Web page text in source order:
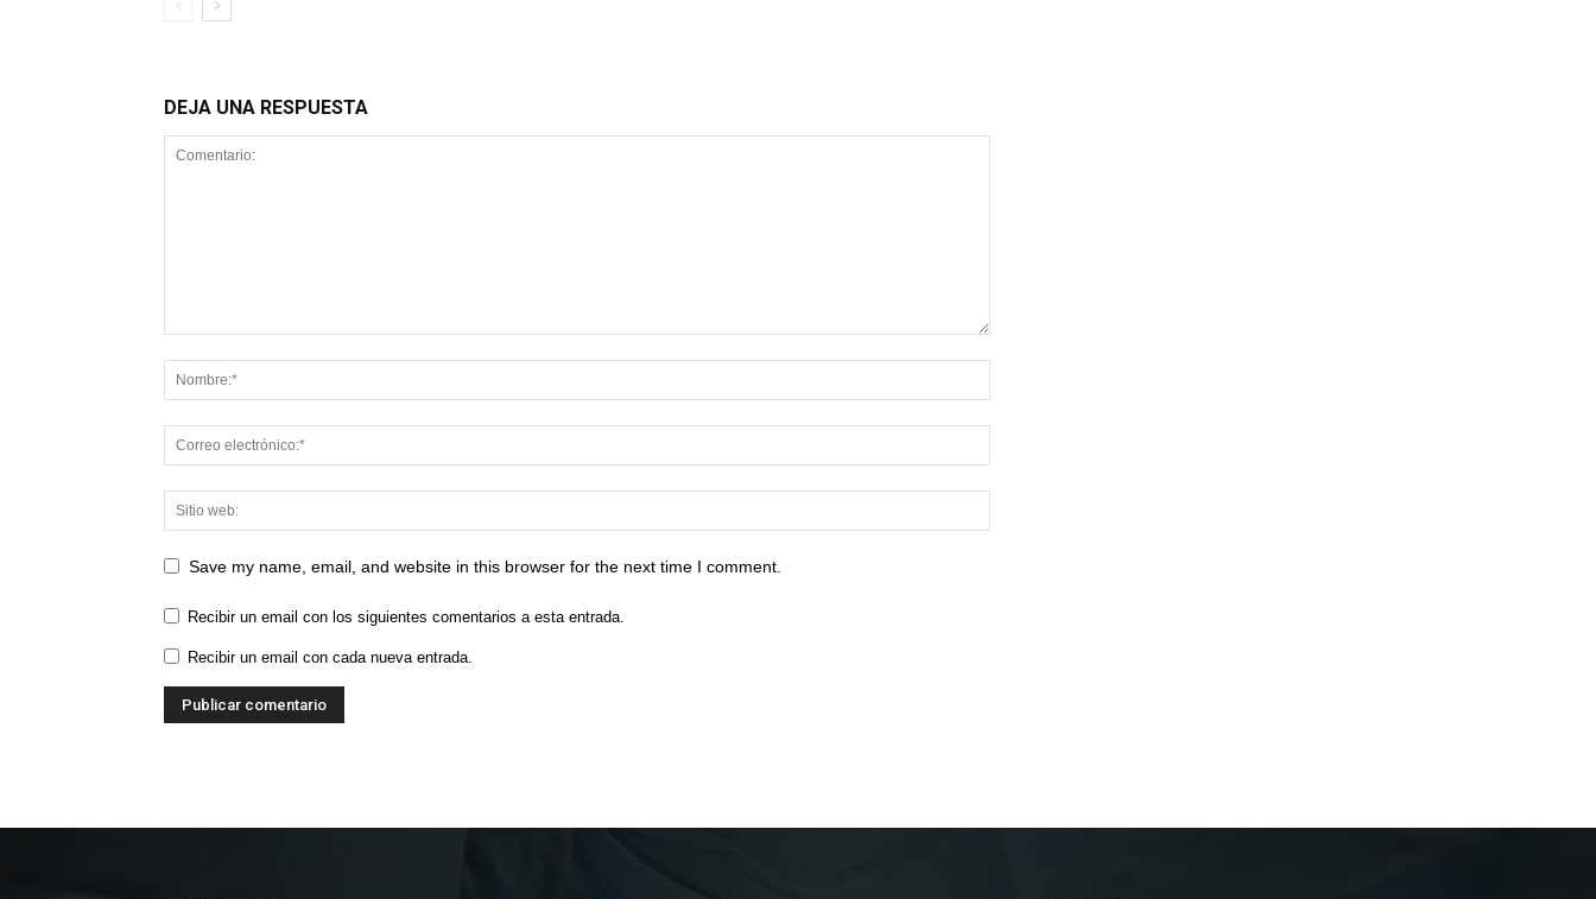
DEJA UNA RESPUESTA
Save my name, email, and website in this browser for the next time I comment.
Recibir un email con los siguientes comentarios a esta entrada.
Recibir un email con cada nueva entrada.